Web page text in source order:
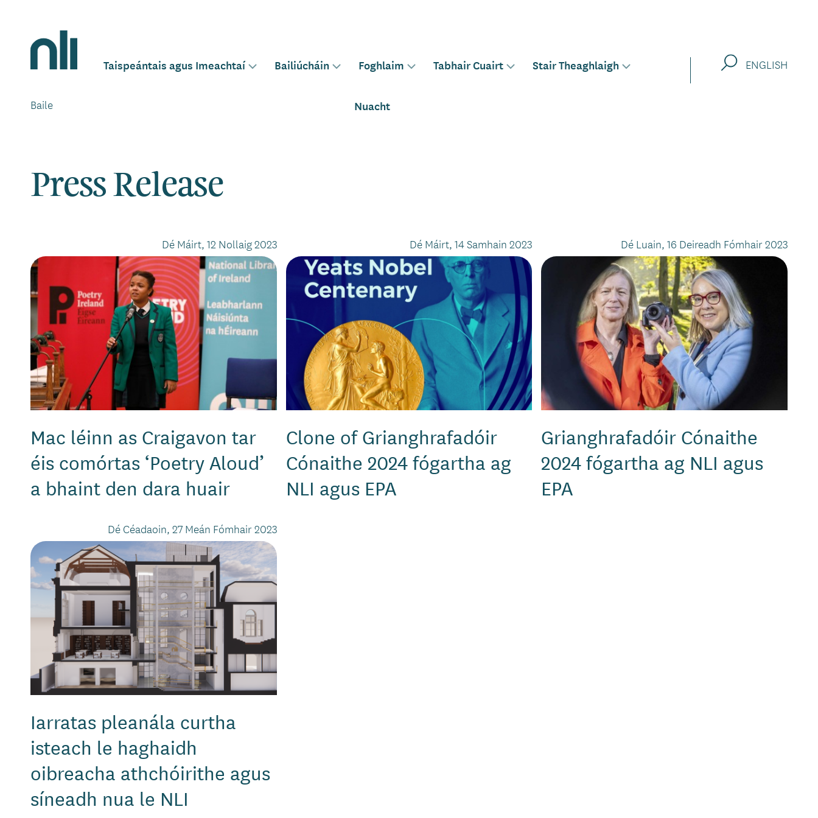
Home,
National
Library
Main
Taispeántais agus ImeachtaíToggleBailiúcháin ToggleFoghlaim ToggleTabhair CuairtToggleStair Theaghlaigh Toggle
Nuacht
CuardaighENGLISH
Breadcrumbs
Baile
Press Release
Dé Máirt, 12 Nollaig 2023
Mac léinn as Craigavon tar
éis ​​comórtas ‘Poetry Aloud’
a bhaint den dara huair
Dé Máirt, 14 Samhain 2023
Clone of Grianghrafadóir
Cónaithe 2024 fógartha ag
NLI agus EPA
Dé Luain, 16 Deireadh Fómhair 2023
Grianghrafadóir Cónaithe
2024 fógartha ag NLI agus
EPA
Dé Céadaoin, 27 Meán Fómhair 2023
Iarratas pleanála curtha
isteach le haghaidh
oibreacha athchóirithe agus
síneadh nua le NLI